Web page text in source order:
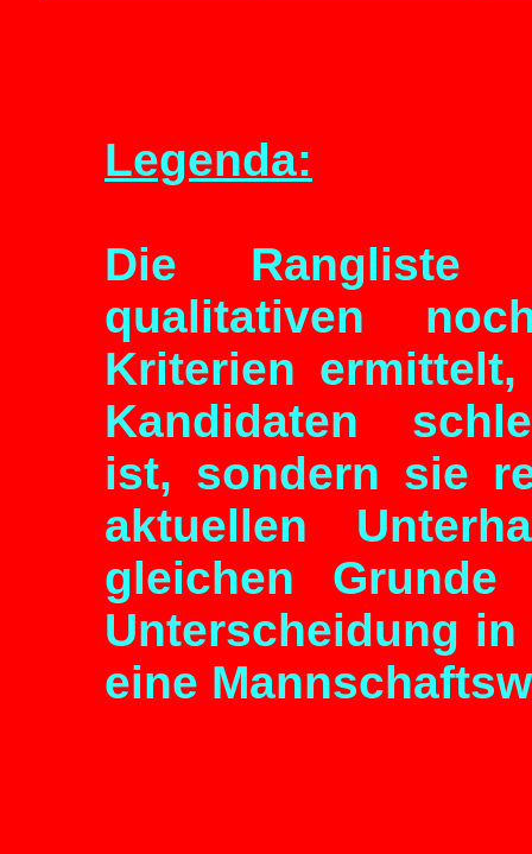
Legenda:
Die Rangliste
qualitativen
Kriterien
Kandidaten
ist, sondern sie
aktuellen
gleichen
Unterscheidung
eine